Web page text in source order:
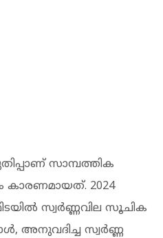
സാമ്പത്തിക
കാരണമായത്. 2024
സ്വർണ്ണവില സൂചിക
അനുവദിച്ച സ്വർണ്ണ